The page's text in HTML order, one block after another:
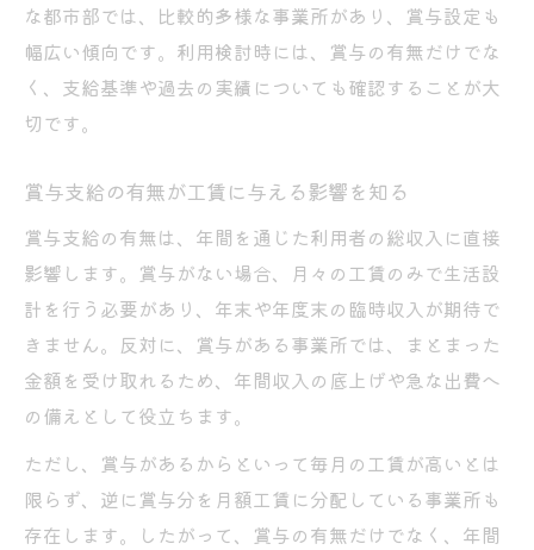
賞与がある事業所の見分け方と選び方
賞与支給条件と支給タイミングの実情を解
説
賞与制度が収入設計に与えるメリットを考
大阪エリアで工賃を高める選び方とは
就労継続支援B型で工賃が高い事業所の特徴
工賃増加を目指す事業所選びの重要な視点
地域で異なる工賃水準と就労継続支援B型の
違い
支援内容が充実した施設の工賃アップポイ
ント
通いやすさと工賃水準を両立させる選択術
な都市部では、比較的多様な事業所があり、賞与設定も
幅広い傾向です。利用検討時には、賞与の有無だけでな
く、支給基準や過去の実績についても確認することが大
切です。
賞与支給の有無が工賃に与える影響を知る
賞与支給の有無は、年間を通じた利用者の総収入に直接
影響します。賞与がない場合、月々の工賃のみで生活設
計を行う必要があり、年末や年度末の臨時収入が期待で
きません。反対に、賞与がある事業所では、まとまった
金額を受け取れるため、年間収入の底上げや急な出費へ
の備えとして役立ちます。
ただし、賞与があるからといって毎月の工賃が高いとは
限らず、逆に賞与分を月額工賃に分配している事業所も
存在します。したがって、賞与の有無だけでなく、年間